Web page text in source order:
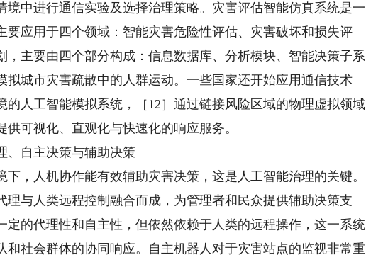
境中进行通信实验及选择治理策略。灾害评估智能仿真系统是一
要应用于四个领域：智能灾害危险性评估、灾害破坏和损失评
，主要由四个部分构成：信息数据库、分析模块、智能决策子系
拟城市灾害疏散中的人群运动。一些国家还开始应用通信技术
的人工智能模拟系统，［12］通过链接风险区域的物理虚拟领域
可视化、直观化与快速化的响应服务。
自主决策与辅助决策
人机协作能有效辅助灾害决策，这是人工智能治理的关键。
理与人类远程控制融合而成，为管理者和民众提供辅助决策支
定的代理性和自主性，但依然依赖于人类的远程操作，这一系统
和社会群体的协同响应。自主机器人对于灾害站点的监视非常重